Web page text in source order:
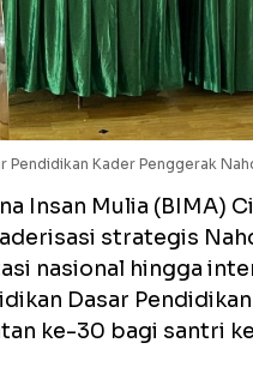
Pendidikan Kader Penggerak
Insan Mulia (BIMA)
strategis
nasional hingga
Dasar
ke-30 bagi santri